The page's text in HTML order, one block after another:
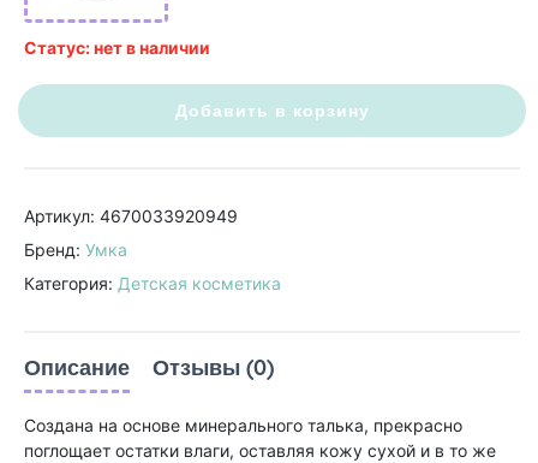
Статус: нет в наличии
Добавить в корзину
Артикул: 4670033920949
Бренд: Умка
Категория: Детская косметика
Описание Отзывы (0)
Создана на основе минерального талька, прекрасно
поглощает остатки влаги, оставляя кожу сухой и в то же